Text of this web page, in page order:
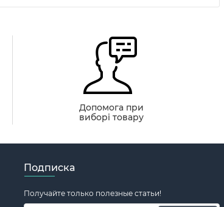
Допомога при
виборі товару
Подписка
Получайте только полезные статьи!